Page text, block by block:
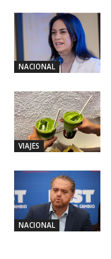
NACIONAL
VIAJES
NACIONAL